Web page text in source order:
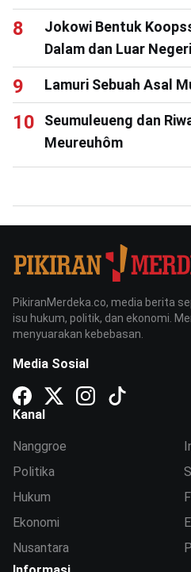
Jokowi Bentuk
Dalam dan Luar Negeri
Lamuri Sebuah Asal
Seumuleueng dan
Meureuhôm
PikiranMerdeka.co, media berita
isu hukum, politik, dan ekonomi.
menyuarakan kebebasan.
Media Sosial
Kanal
Nanggroe
Politika
Hukum
Ekonomi
Nusantara